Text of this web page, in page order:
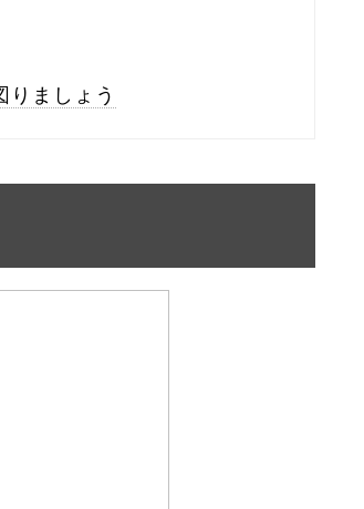
ましょう